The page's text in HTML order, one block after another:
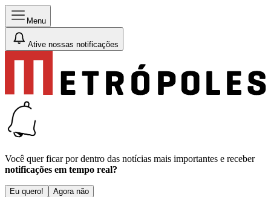
Menu
Ative nossas notificações
Você quer ficar por dentro das notícias mais importantes e receber
notificações em tempo real?
Eu quero! Agora não